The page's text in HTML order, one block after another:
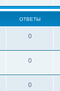
ОТВЕТЫ
0
0
0